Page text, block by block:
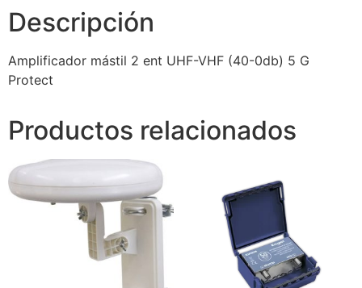
Descripción
Amplificador mástil 2 ent UHF-VHF (40-0db) 5 G
Protect
Productos relacionados